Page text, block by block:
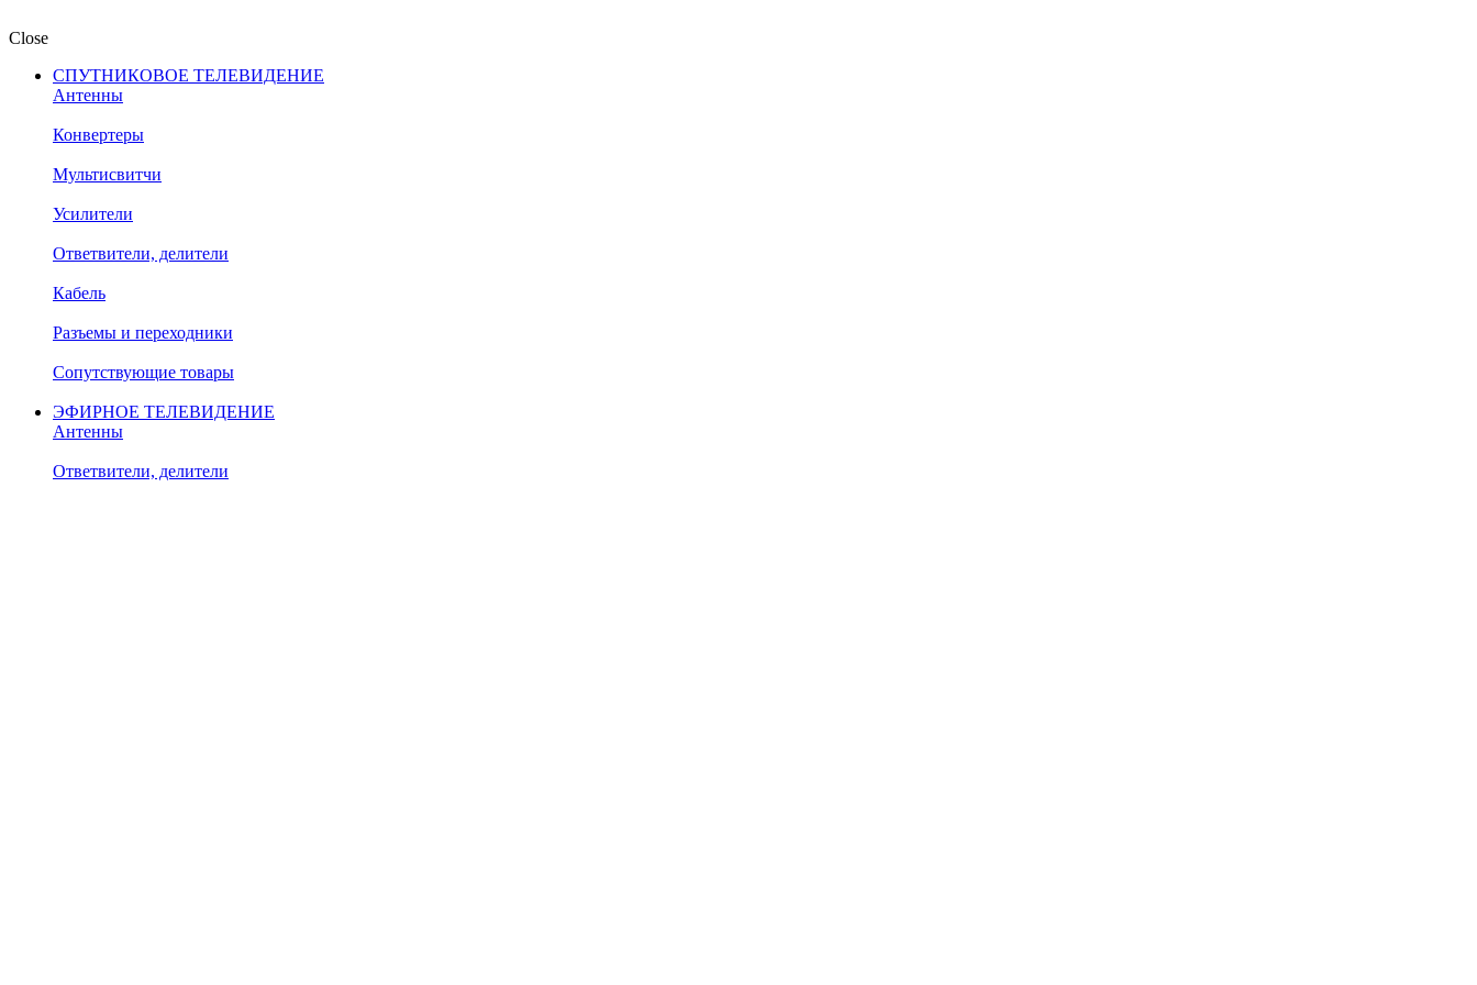
Close
СПУТНИКОВОЕ ТЕЛЕВИДЕНИЕ
Антенны
Конвертеры
Мультисвитчи
Усилители
Ответвители, делители
Кабель
Разъемы и переходники
Сопутствующие товары
ЭФИРНОЕ ТЕЛЕВИДЕНИЕ
Антенны
Ответвители, делители